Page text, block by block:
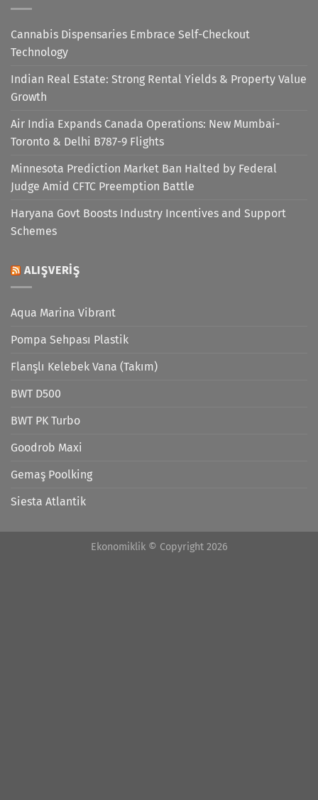
Cannabis Dispensaries Embrace Self-Checkout
Technology
Indian Real Estate: Strong Rental Yields & Property Value
Growth
Air India Expands Canada Operations: New Mumbai-
Toronto & Delhi B787-9 Flights
Minnesota Prediction Market Ban Halted by Federal
Judge Amid CFTC Preemption Battle
Haryana Govt Boosts Industry Incentives and Support
Schemes
ALIŞVERIŞ
Aqua Marina Vibrant
Pompa Sehpası Plastik
Flanşlı Kelebek Vana (Takım)
BWT D500
BWT PK Turbo
Goodrob Maxi
Gemaş Poolking
Siesta Atlantik
Ekonomiklik © Copyright 2026